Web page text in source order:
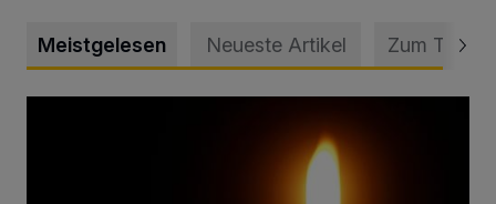
Meistgelesen Neueste Artikel Zum Thema